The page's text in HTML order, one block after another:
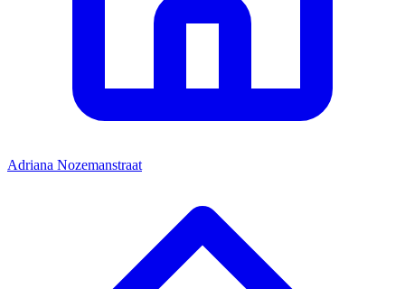
Adriana Nozemanstraat